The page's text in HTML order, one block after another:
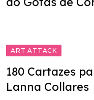
ART ATTACK
180 Cartazes
Lanna Collares